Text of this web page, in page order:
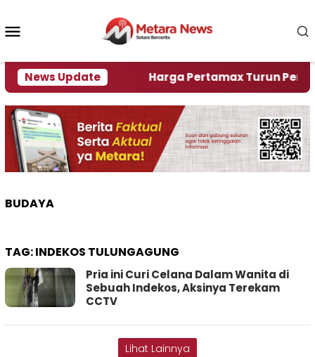
konten
News Update
Krisi Air Harga Pertamax Turun Per Hari
BUDAYA
TAG:INDEKOS TULUNGAGUNG
Pria ini Curi Celana Dalam Wanita di
Sebuah Indekos, Aksinya Terekam
CCTV
Lihat Lainnya